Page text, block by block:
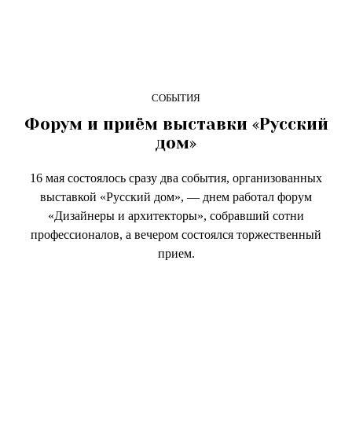
СОБЫТИЯ
Форум и приём выставки «Русский
дом»
16 мая состоялось сразу два события, организованных
выставкой «Русский дом», — днем работал форум
«Дизайнеры и архитекторы», собравший сотни
профессионалов, а вечером состоялся торжественный
прием.